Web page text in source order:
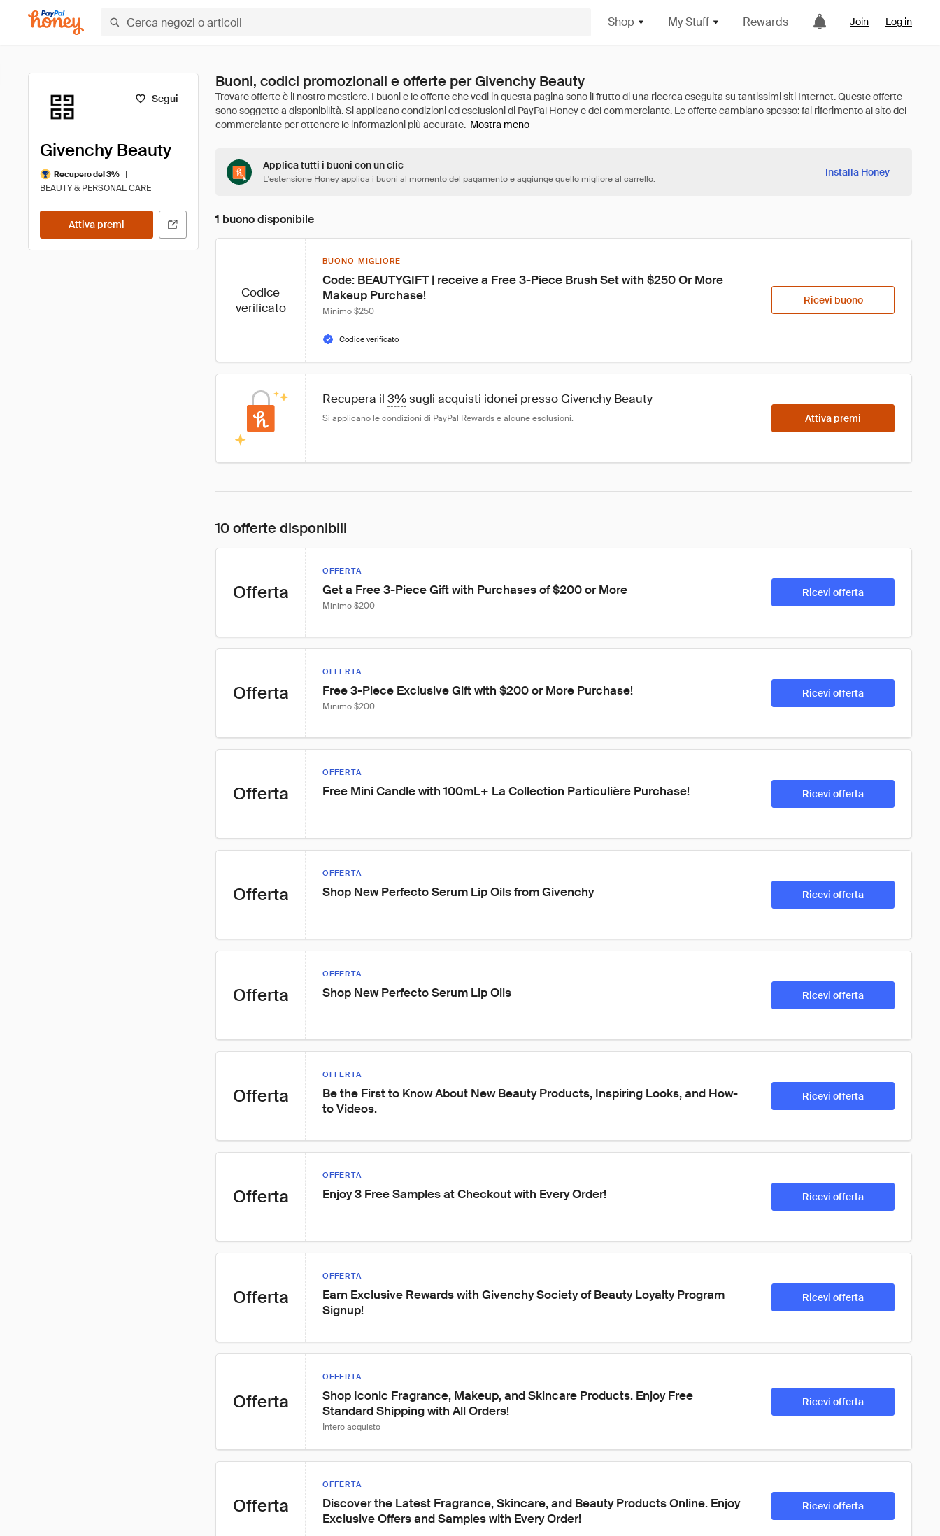
Shop My Stuff Rewards Join Log in
Segui
Givenchy Beauty
Recupero del 3%
|
BEAUTY & PERSONAL CARE
Attiva premi
Buoni, codici promozionali e offerte per Givenchy Beauty
Mostra meno
Applica tutti i buoni con un clic
L'estensione Honey applica i buoni al momento del pagamento e aggiunge quello migliore al carrello.
Installa Honey
1 buono disponibile
Codice
verificato
BUONO MIGLIORE
Code: BEAUTYGIFT | receive a Free 3-Piece Brush Set with $250 Or More
Makeup Purchase!
Minimo $250
Codice verificato
Ricevi buono
Recupera il 3% sugli acquisti idonei presso Givenchy Beauty
Si applicano le condizioni di PayPal Rewards e alcune esclusioni. Attiva premi
10 offerte disponibili
Offerta
OFFERTA
Get a Free 3-Piece Gift with Purchases of $200 or More
Minimo $200
Ricevi offerta
Offerta
OFFERTA
Free 3-Piece Exclusive Gift with $200 or More Purchase!
Minimo $200
Ricevi offerta
Offerta
OFFERTA
Free Mini Candle with 100mL+ La Collection Particulière Purchase! Ricevi offerta
Offerta
OFFERTA
Shop New Perfecto Serum Lip Oils from Givenchy Ricevi offerta
Offerta
OFFERTA
Shop New Perfecto Serum Lip Oils Ricevi offerta
Offerta
OFFERTA
Be the First to Know About New Beauty Products, Inspiring Looks, and How-
to Videos.
Ricevi offerta
Offerta
OFFERTA
Enjoy 3 Free Samples at Checkout with Every Order! Ricevi offerta
Offerta
OFFERTA
Earn Exclusive Rewards with Givenchy Society of Beauty Loyalty Program
Signup!
Ricevi offerta
Offerta
OFFERTA
Shop Iconic Fragrance, Makeup, and Skincare Products. Enjoy Free
Standard Shipping with All Orders!
Intero acquisto
Ricevi offerta
Offerta
OFFERTA
Discover the Latest Fragrance, Skincare, and Beauty Products Online. Enjoy
Exclusive Offers and Samples with Every Order!
Ricevi offerta